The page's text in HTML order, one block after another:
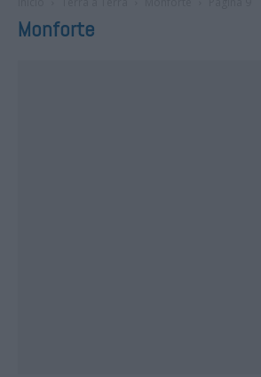
Monforte